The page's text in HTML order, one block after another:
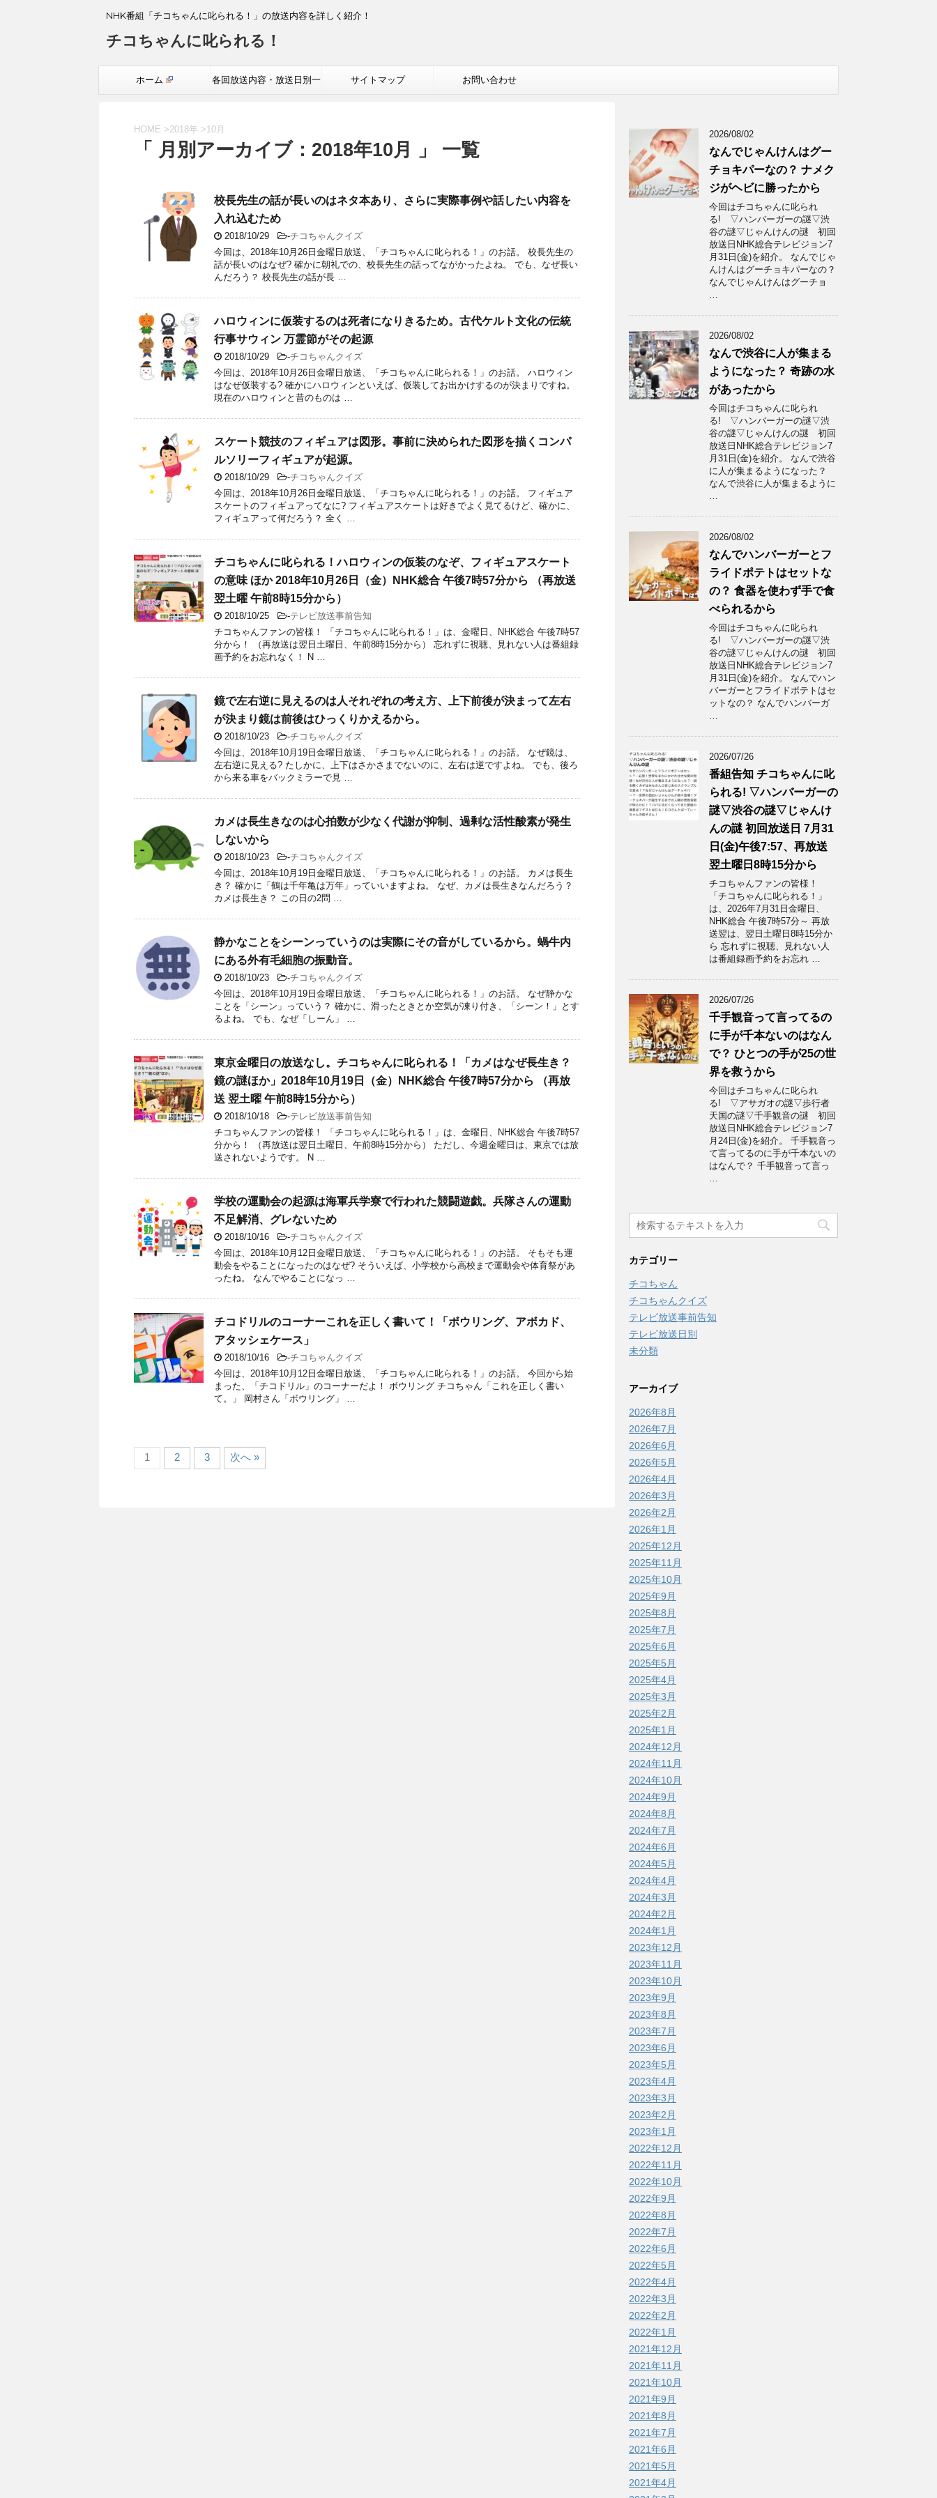
NHK番組「チコちゃんに叱られる！」の放送内容を詳しく紹介！
チコちゃんに叱られる！
ホーム 各回放送内容・放送日別一 サイトマップ お問い合わせ
HOME >2018年 >10月
「 月別アーカイブ：2018年10月 」 一覧
校長先生の話が長いのはネタ本あり、さらに実際事例や話したい内容を
入れ込むため
2018/10/29 -チコちゃんクイズ
今回は、2018年10月26日金曜日放送、「チコちゃんに叱られる！」のお話。 校長先生の
話が長いのはなぜ? 確かに朝礼での、校長先生の話ってながかったよね。 でも、なぜ長い
んだろう？ 校長先生の話が長 …
ハロウィンに仮装するのは死者になりきるため。古代ケルト文化の伝統
行事サウィン 万霊節がその起源
2018/10/29 -チコちゃんクイズ
今回は、2018年10月26日金曜日放送、「チコちゃんに叱られる！」のお話。 ハロウィン
はなぜ仮装する? 確かにハロウィンといえば、仮装してお出かけするのが決まりですね。
現在のハロウィンと昔のものは …
スケート競技のフィギュアは図形。事前に決められた図形を描くコンパ
ルソリーフィギュアが起源。
2018/10/29 -チコちゃんクイズ
今回は、2018年10月26日金曜日放送、「チコちゃんに叱られる！」のお話。 フィギュア
スケートのフィギュアってなに? フィギュアスケートは好きでよく見てるけど、確かに、
フィギュアって何だろう？ 全く …
チコちゃんに叱られる！ハロウィンの仮装のなぞ、フィギュアスケート
の意味 ほか 2018年10月26日（金）NHK総合 午後7時57分から （再放送
翌土曜 午前8時15分から）
2018/10/25 -テレビ放送事前告知
チコちゃんファンの皆様！ 「チコちゃんに叱られる！」​は、金曜日、NHK総合 午後7時57
分から！ （再放送は翌日土曜日、午前8時15分から） 忘れずに視聴、見れない人は番組録
画予約をお忘れなく！ N …
鏡で左右逆に見えるのは人それぞれの考え方、上下前後が決まって左右
が決まり鏡は前後はひっくりかえるから。
2018/10/23 -チコちゃんクイズ
今回は、2018年10月19日金曜日放送、「チコちゃんに叱られる！」のお話。 なぜ鏡は、
左右逆に見える? たしかに、上下はさかさまでないのに、左右は逆ですよね。 でも、後ろ
から来る車をバックミラーで見 …
カメは長生きなのは心拍数が少なく代謝が抑制、過剰な活性酸素が発生
しないから
2018/10/23 -チコちゃんクイズ
今回は、2018年10月19日金曜日放送、「チコちゃんに叱られる！」のお話。 カメは長生
き？ 確かに「鶴は千年亀は万年」っていいますよね。 なぜ、カメは長生きなんだろう？
カメは長生き？ この日の2問 …
静かなことをシーンっていうのは実際にその音がしているから。蝸牛内
にある外有毛細胞の振動音。
2018/10/23 -チコちゃんクイズ
今回は、2018年10月19日金曜日放送、「チコちゃんに叱られる！」のお話。 なぜ静かな
ことを「シーン」っていう？ 確かに、滑ったときとか空気が凍り付き、「シーン！」とす
るよね。 でも、なぜ「しーん」 …
東京金曜日の放送なし。チコちゃんに叱られる！「カメはなぜ長生き？
鏡の謎ほか」2018年10月19日（金）NHK総合 午後7時57分から （再放
送 翌土曜 午前8時15分から）
2018/10/18 -テレビ放送事前告知
チコちゃんファンの皆様！ 「チコちゃんに叱られる！」​は、金曜日、NHK総合 午後7時57
分から！ （再放送は翌日土曜日、午前8時15分から） ただし、今週金曜日は、東京では放
送されないようです。 N …
学校の運動会の起源は海軍兵学寮で行われた競闘遊戯。兵隊さんの運動
不足解消、グレないため
2018/10/16 -チコちゃんクイズ
今回は、2018年10月12日金曜日放送、「チコちゃんに叱られる！」のお話。 そもそも運
動会をやることになったのはなぜ? そういえば、小学校から高校まで運動会や体育祭があ
ったね。 なんでやることになっ …
チコドリルのコーナーこれを正しく書いて！「ボウリング、アボカド、
アタッシェケース」
2018/10/16 -チコちゃんクイズ
今回は、2018年10月12日金曜日放送、「チコちゃんに叱られる！」のお話。 今回から始
まった、「チコドリル」のコーナーだよ！ ボウリング チコちゃん「これを正しく書い
て。」 岡村さん「ボウリング」 …
1 2 3 次へ »
2026/08/02
なんでじゃんけんはグー
チョキパーなの？ ナメク
ジがヘビに勝ったから
今回はチコちゃんに叱られ
る! ▽ハンバーガーの謎▽渋
谷の謎▽じゃんけんの謎 初回
放送日NHK総合テレビジョン7
月31日(金)を紹介。 なんでじゃ
んけんはグーチョキパーなの？
なんでじゃんけんはグーチョ
…
2026/08/02
なんで渋谷に人が集まる
ようになった？ 奇跡の水
があったから
今回はチコちゃんに叱られ
る! ▽ハンバーガーの謎▽渋
谷の謎▽じゃんけんの謎 初回
放送日NHK総合テレビジョン7
月31日(金)を紹介。 なんで渋谷
に人が集まるようになった？
なんで渋谷に人が集まるように
…
2026/08/02
なんでハンバーガーとフ
ライドポテトはセットな
の？ 食器を使わず手で食
べられるから
今回はチコちゃんに叱られ
る! ▽ハンバーガーの謎▽渋
谷の謎▽じゃんけんの謎 初回
放送日NHK総合テレビジョン7
月31日(金)を紹介。 なんでハン
バーガーとフライドポテトはセ
ットなの？ なんでハンバーガ
…
2026/07/26
番組告知 チコちゃんに叱
られる! ▽ハンバーガーの
謎▽渋谷の謎▽じゃんけ
んの謎 初回放送日 7月31
日(金)午後7:57、再放送
翌土曜日8時15分から
チコちゃんファンの皆様！
「チコちゃんに叱られる！」​
は、2026年7月31日金曜日、
NHK総合 午後7時57分～ 再放
送翌は、翌日土曜日8時15分か
ら 忘れずに視聴、見れない人
は番組録画予約をお忘れ …
2026/07/26
千手観音って言ってるの
に手が千本ないのはなん
で？ ひとつの手が25の世
界を救うから
今回はチコちゃんに叱られ
る! ▽アサガオの謎▽歩行者
天国の謎▽千手観音の謎 初回
放送日NHK総合テレビジョン7
月24日(金)を紹介。 千手観音っ
て言ってるのに手が千本ないの
はなんで？ 千手観音って言っ
…
カテゴリー
チコちゃん
チコちゃんクイズ
テレビ放送事前告知
テレビ放送日別
未分類
アーカイブ
2026年8月
2026年7月
2026年6月
2026年5月
2026年4月
2026年3月
2026年2月
2026年1月
2025年12月
2025年11月
2025年10月
2025年9月
2025年8月
2025年7月
2025年6月
2025年5月
2025年4月
2025年3月
2025年2月
2025年1月
2024年12月
2024年11月
2024年10月
2024年9月
2024年8月
2024年7月
2024年6月
2024年5月
2024年4月
2024年3月
2024年2月
2024年1月
2023年12月
2023年11月
2023年10月
2023年9月
2023年8月
2023年7月
2023年6月
2023年5月
2023年4月
2023年3月
2023年2月
2023年1月
2022年12月
2022年11月
2022年10月
2022年9月
2022年8月
2022年7月
2022年6月
2022年5月
2022年4月
2022年3月
2022年2月
2022年1月
2021年12月
2021年11月
2021年10月
2021年9月
2021年8月
2021年7月
2021年6月
2021年5月
2021年4月